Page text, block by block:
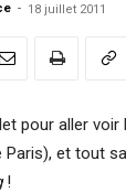
- 18 juillet 2011
pour aller voir
Paris), et tout
!